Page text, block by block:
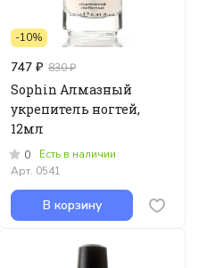
-10%
747 ₽ 830 ₽
Sophin Алмазный
укрепитель ногтей,
12мл
0
Есть в наличии
Арт. 0541
В корзину